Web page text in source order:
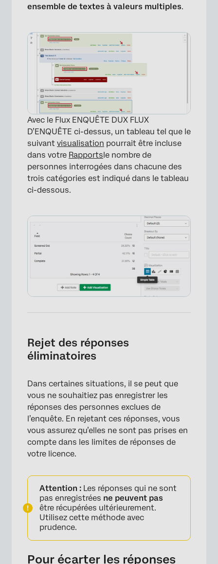
ensemble de textes à valeurs multiples.
×
Avec le Flux ENQUÊTE DUX FLUX
D’ENQUÊTE ci-dessus, un tableau tel que le
suivant visualisation pourrait être incluse
dans votre Rapportsle nombre de
personnes interrogées dans chacune des
trois catégories est indiqué dans le tableau
ci-dessous.
Rejet des réponses
éliminatoires
Dans certaines situations, il se peut que
vous ne souhaitiez pas enregistrer les
réponses des personnes exclues de
l’enquête. En rejetant ces réponses, vous
vous assurez qu’elles ne sont pas prises en
compte dans les limites de réponses de
votre licence.
Attention : Les réponses qui ne sont
pas enregistrées ne peuvent pas
être récupérées ultérieurement.
Utilisez cette méthode avec
prudence.
Pour écarter les réponses